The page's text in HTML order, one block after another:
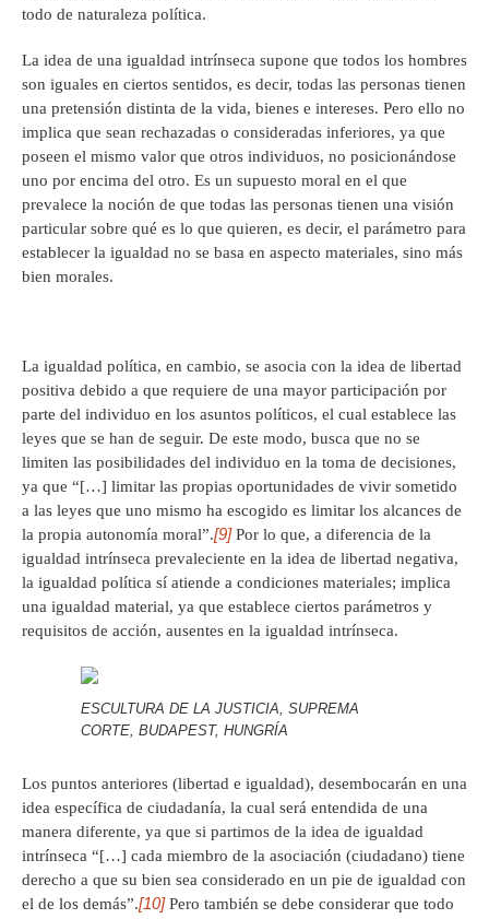
todo de naturaleza política.
La idea de una igualdad intrínseca supone que todos los hombres
son iguales en ciertos sentidos, es decir, todas las personas tienen
una pretensión distinta de la vida, bienes e intereses. Pero ello no
implica que sean rechazadas o consideradas inferiores, ya que
poseen el mismo valor que otros individuos, no posicionándose
uno por encima del otro. Es un supuesto moral en el que
prevalece la noción de que todas las personas tienen una visión
particular sobre qué es lo que quieren, es decir, el parámetro para
establecer la igualdad no se basa en aspecto materiales, sino más
bien morales.
La igualdad política, en cambio, se asocia con la idea de libertad
positiva debido a que requiere de una mayor participación por
parte del individuo en los asuntos políticos, el cual establece las
leyes que se han de seguir. De este modo, busca que no se
limiten las posibilidades del individuo en la toma de decisiones,
ya que “[…] limitar las propias oportunidades de vivir sometido
a las leyes que uno mismo ha escogido es limitar los alcances de
la propia autonomía moral”.[9]Por lo que, a diferencia de la
igualdad intrínseca prevaleciente en la idea de libertad negativa,
la igualdad política sí atiende a condiciones materiales; implica
una igualdad material, ya que establece ciertos parámetros y
requisitos de acción, ausentes en la igualdad intrínseca.
ESCULTURA DE LA JUSTICIA, SUPREMA
CORTE, BUDAPEST, HUNGRÍA
Los puntos anteriores (libertad e igualdad), desembocarán en una
idea específica de ciudadanía, la cual será entendida de una
manera diferente, ya que si partimos de la idea de igualdad
intrínseca “[…] cada miembro de la asociación (ciudadano) tiene
derecho a que su bien sea considerado en un pie de igualdad con
el de los demás”.[10]Pero también se debe considerar que todo